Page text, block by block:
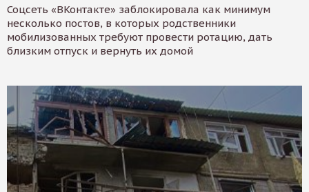
Соцсеть «ВКонтакте» заблокировала как минимум
несколько постов, в которых родственники
мобилизованных требуют провести ротацию, дать
близким отпуск и вернуть их домой